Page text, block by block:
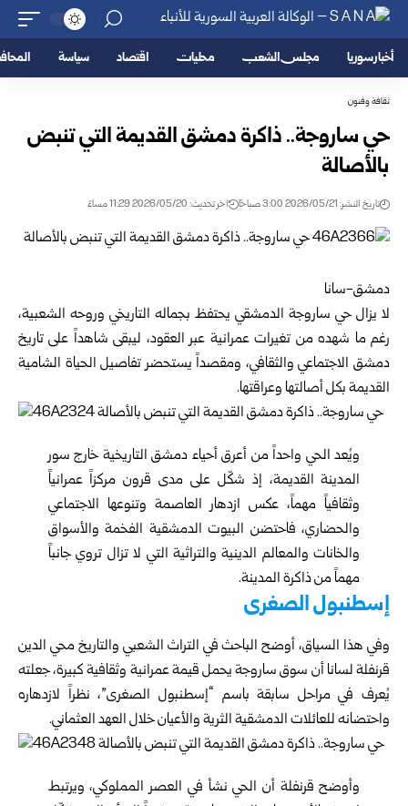
أخبار سوريا مجلس الشعب محليات اقتصاد سياسة
ثقافة وفنون
حي ساروجة.. ذاكرة دمشق القديمة التي تنبض
بالأصالة
تاريخ النشر: 2026/05/21 3:00 صباحًا اخر تحديث: 2026/05/20 11:29 مساءً
دمشق-سانا
لا يزال حي ساروجة الدمشقي يحتفظ بجماله التاريخي وروحه الشعبية،
رغم ما شهده من تغيرات عمرانية عبر العقود، ليبقى شاهداً على تاريخ
دمشق الاجتماعي والثقافي، ومقصداً يستحضر تفاصيل الحياة الشامية
القديمة بكل أصالتها وعراقتها.
ويُعد الحي واحداً من أعرق أحياء دمشق التاريخية خارج سور
المدينة القديمة، إذ شكّل على مدى قرون مركزاً عمرانياً
وثقافياً مهماً، عكس ازدهار العاصمة وتنوعها الاجتماعي
والحضاري، فاحتضن البيوت الدمشقية الفخمة والأسواق
والخانات والمعالم الدينية والتراثية التي لا تزال تروي جانباً
مهماً من ذاكرة المدينة.
إسطنبول الصغرى
وفي هذا السياق، أوضح الباحث في التراث الشعبي والتاريخ محي الدين
قرنفلة لسانا أن سوق ساروجة يحمل قيمة عمرانية وثقافية كبيرة، جعلته
يُعرف في مراحل سابقة باسم “إسطنبول الصغرى”، نظراً لازدهاره
واحتضانه للعائلات الدمشقية الثرية والأعيان خلال العهد العثماني.
وأوضح قرنفلة أن الحي نشأ في العصر المملوكي، ويرتبط